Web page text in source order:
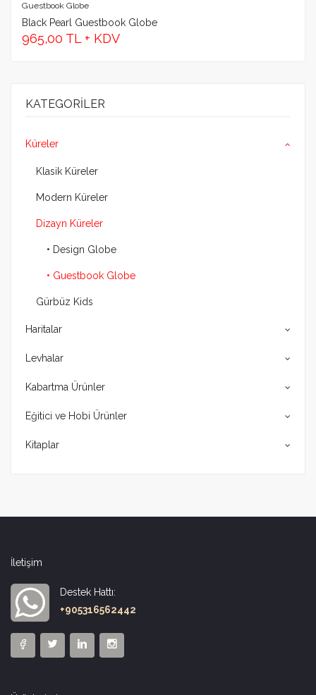
KATEGORILER
Küreler
Klasik Küreler
Modern Küreler
Dizayn Küreler
• Design Globe
• Guestbook Globe
Gürbüz Kids
Haritalar
Levhalar
Kabartma Ürünler
Eğitici ve Hobi Ürünler
Kitaplar
Guestbook Globe
Black Pearl Guestbook Globe
965,00 TL + KDV
İletişim
Destek Hattı:
+905316562442